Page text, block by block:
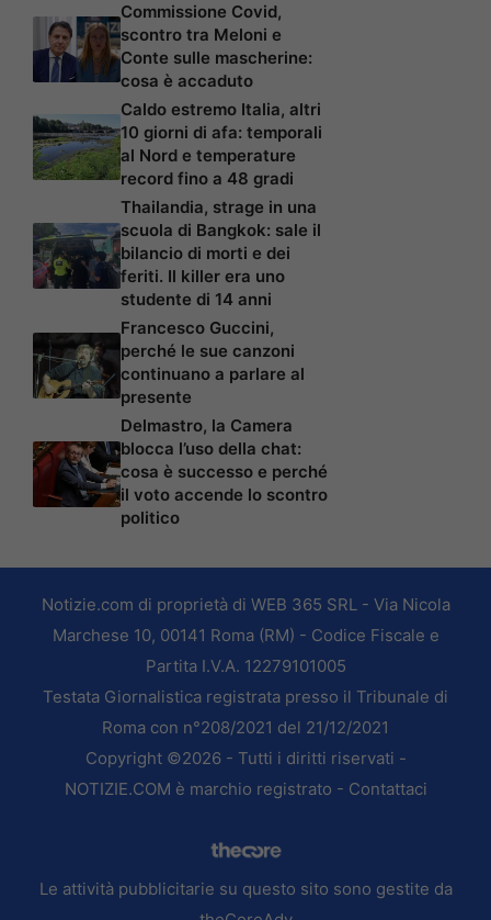
Commissione Covid,
scontro tra Meloni e
Conte sulle mascherine:
cosa è accaduto
Caldo estremo Italia, altri
10 giorni di afa: temporali
al Nord e temperature
record fino a 48 gradi
Thailandia, strage in una
scuola di Bangkok: sale il
bilancio di morti e dei
feriti. Il killer era uno
studente di 14 anni
Francesco Guccini,
perché le sue canzoni
continuano a parlare al
presente
Delmastro, la Camera
blocca l’uso della chat:
cosa è successo e perché
il voto accende lo scontro
politico
Notizie.com di proprietà di WEB 365 SRL - Via Nicola
Marchese 10, 00141 Roma (RM) - Codice Fiscale e
Partita I.V.A. 12279101005
Testata Giornalistica registrata presso il Tribunale di
Roma con n°208/2021 del 21/12/2021
Copyright ©2026 - Tutti i diritti riservati -
NOTIZIE.COM è marchio registrato - Contattaci
Le attività pubblicitarie su questo sito sono gestite da